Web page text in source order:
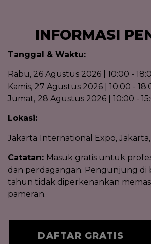
INFORMASI
Tanggal & Waktu:
Rabu, 26 Agustus 2026 | 10:00 -
Kamis, 27 Agustus 2026 | 10:00 -
Jumat, 28 Agustus 2026 | 10:00 -
Lokasi:
Jakarta International Expo,
Catatan: Masuk gratis untuk
dan perdagangan. Pengunjung di
tahun tidak diperkenankan
pameran.
DAFTAR GRATIS